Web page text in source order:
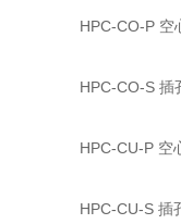
HPC-CO-P 空
HPC-CO-S 插
HPC-CU-P 空
HPC-CU-S 插